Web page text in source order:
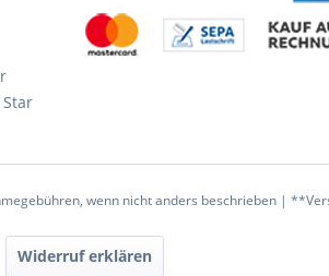
wenn nicht anders beschrieben |
Widerruf erklären